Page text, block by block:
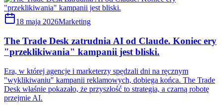
18 maja 2026Marketing
The Trade Desk zatrudnia AI od Claude. Koniec ery
"przeklikiwania" kampanii jest bliski.
Era, w której agencje i marketerzy spędzali dni na ręcznym
"wyklikiwaniu" kampanii reklamowych, dobiega końca. The Trade
Desk właśnie pokazało, że przyszłość to strategia, a czarną robotę
przejmie AI.